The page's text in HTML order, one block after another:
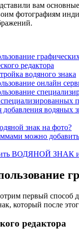
вам
фотографиям
редактора
водяного знака
онлайн
водяных
знак на фото?
можно
ВОДЯНОЙ ЗНАК
первый способ
который после
редактора